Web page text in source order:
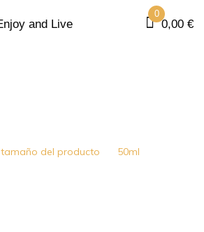
0
0,00 €
tamaño del producto 50ml